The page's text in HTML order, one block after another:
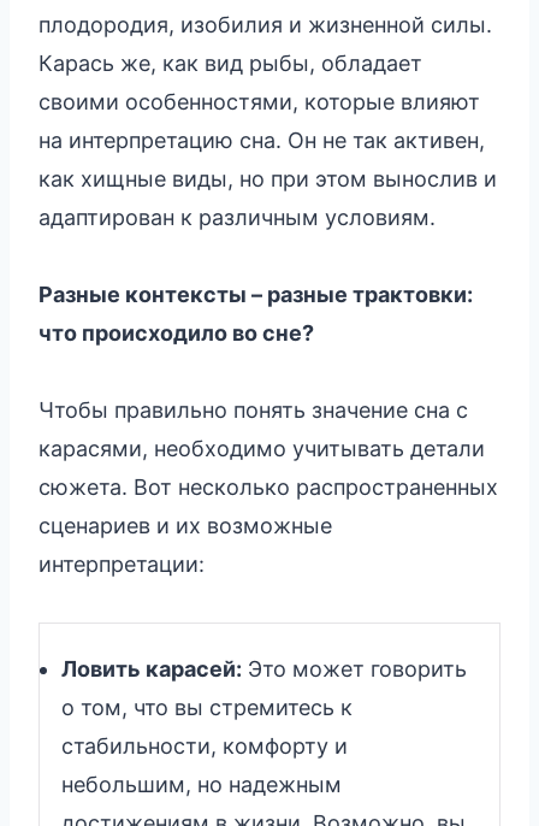
плодородия, изобилия и жизненной силы.
Карась же, как вид рыбы, обладает
своими особенностями, которые влияют
на интерпретацию сна. Он не так активен,
как хищные виды, но при этом вынослив и
адаптирован к различным условиям.
Разные контексты – разные трактовки:
что происходило во сне?
Чтобы правильно понять значение сна с
карасями, необходимо учитывать детали
сюжета. Вот несколько распространенных
сценариев и их возможные
интерпретации:
Ловить карасей: Это может говорить
о том, что вы стремитесь к
стабильности, комфорту и
небольшим, но надежным